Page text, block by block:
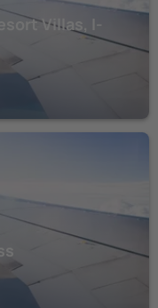
Villas, I-